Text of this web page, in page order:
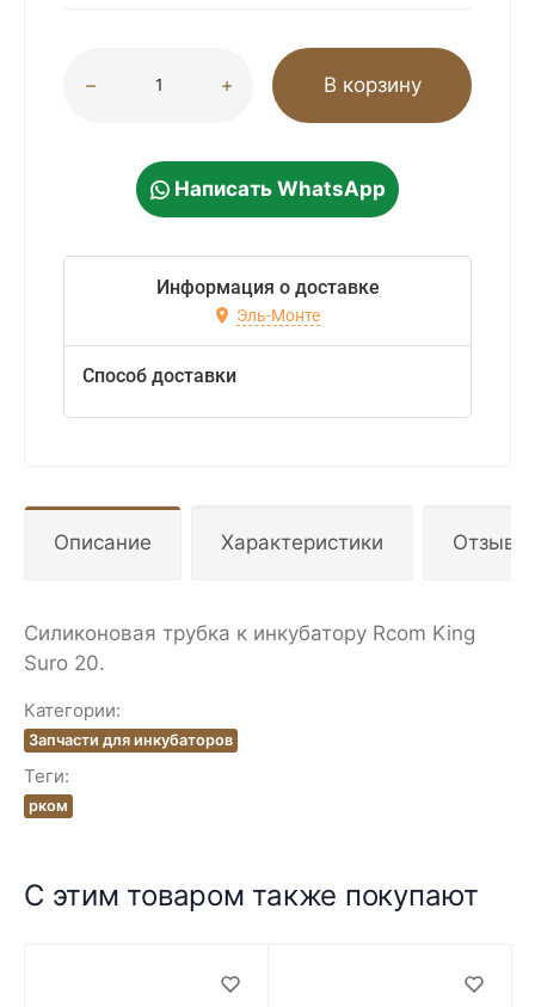
В корзину
Написать WhatsApp
Информация о доставке
Эль-Монте
Способ доставки
Описание Характеристики Отзывы
Силиконовая трубка к инкубатору Rcom King
Suro 20.
Категории:
Запчасти для инкубаторов
Теги:
рком
С этим товаром также покупают